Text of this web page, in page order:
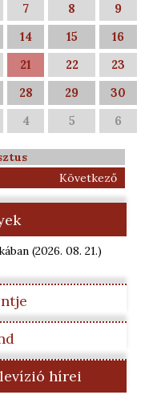
7 8
9
14 15
16
21 22
23
28 29
30
4 5 6
Következő
(2026. 08. 21.)
hírei